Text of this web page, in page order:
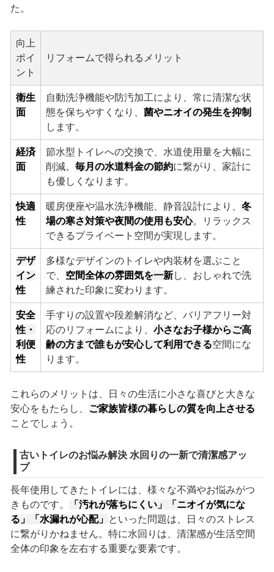
た。
向上
ポイ
ント
リフォームで得られるメリット
衛生
面
自動洗浄機能や防汚加工により、常に清潔な状
態を保ちやすくなり、 菌やニオイの発生を抑制
します。
経済
面
節水型トイレへの交換で、水道使用量を大幅に
削減。 毎月の水道料金の節約に繋がり、家計に
も優しくなります。
快適
性
暖房便座や温水洗浄機能、静音設計により、 冬
場の寒さ対策や夜間の使用も安心。リラックス
できるプライベート空間が実現します。
デザ
イン
性
多様なデザインのトイレや内装材を選ぶこと
で、 空間全体の雰囲気を一新し、おしゃれで洗
練された印象に変わります。
安全
性・
利便
性
手すりの設置や段差解消など、バリアフリー対
応のリフォームにより、 小さなお子様からご高
齢の方まで誰もが安心して利用できる空間にな
ります。
これらのメリットは、日々の生活に小さな喜びと大きな
安心をもたらし、 ご家族皆様の暮らしの質を向上させる
ことでしょう。
古いトイレのお悩み解決 水回りの一新で清潔感アッ
プ
長年使用してきたトイレには、様々な不満やお悩みがつ
きものです。
「汚れが落ちにくい」「ニオイが気にな
る」「水漏れが心配」 といった問題は、日々のストレス
に繋がりかねません。特に水回りは、清潔感が生活空間
全体の印象を左右する重要な要素です。